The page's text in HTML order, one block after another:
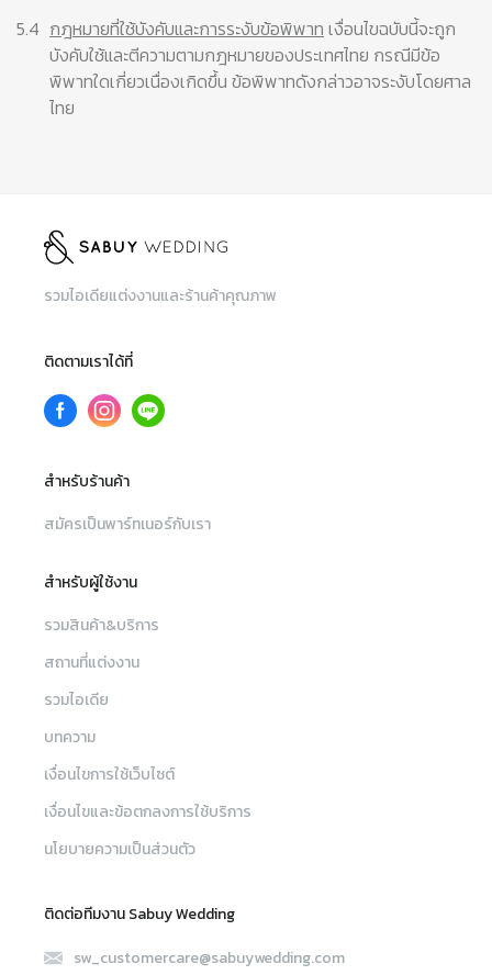
5.4 กฎหมายที่ใช้บังคับและการระงับข้อพิพาท เงื่อนไขฉบับนี้จะถูก
บังคับใช้และตีความตามกฎหมายของประเทศไทย กรณีมีข้อ
พิพาทใดเกี่ยวเนื่องเกิดขึ้น ข้อพิพาทดังกล่าวอาจระงับโดยศาล
ไทย
รวมไอเดียแต่งงานและร้านค้าคุณภาพ
ติดตามเราได้ที่
สำหรับร้านค้า
สมัครเป็นพาร์ทเนอร์กับเรา
สำหรับผู้ใช้งาน
รวมสินค้า&บริการ
สถานที่แต่งงาน
รวมไอเดีย
บทความ
เงื่อนไขการใช้เว็บไซต์
เงื่อนไขและข้อตกลงการใช้บริการ
นโยบายความเป็นส่วนตัว
ติดต่อทีมงาน Sabuy Wedding
sw_customercare@sabuywedding.com